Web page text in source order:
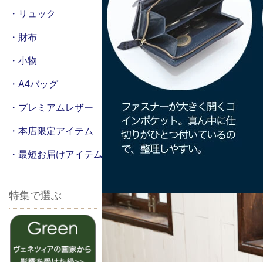
・リュック
・財布
・小物
・A4バッグ
・プレミアムレザー
・本店限定アイテム
・最短お届けアイテム
特集で選ぶ